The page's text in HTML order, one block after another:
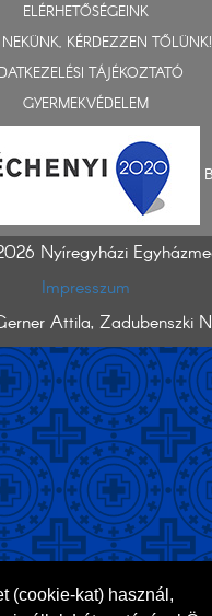
(cookie-kat) használ,
ELÉRHETŐSÉGEINK
KÉRDEZZEN TŐLÜNK!
TÁJÉKOZTATÓ
GYERMEKVÉDELEM
Nyíregyházi
Impresszum
Attila, Zadubenszki